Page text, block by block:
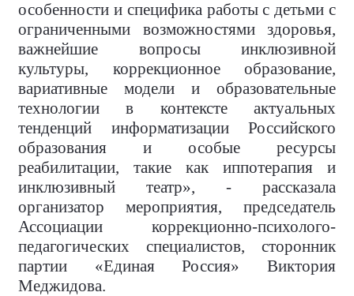
особенности и специфика работы с детьми с
ограниченными возможностями здоровья,
важнейшие вопросы инклюзивной
культуры, коррекционное образование,
вариативные модели и образовательные
технологии в контексте актуальных
тенденций информатизации Российского
образования и особые ресурсы
реабилитации, такие как иппотерапия и
инклюзивный театр», - рассказала
организатор мероприятия, председатель
Ассоциации коррекционно-психолого-
педагогических специалистов, сторонник
партии «Единая Россия» Виктория
Меджидова.